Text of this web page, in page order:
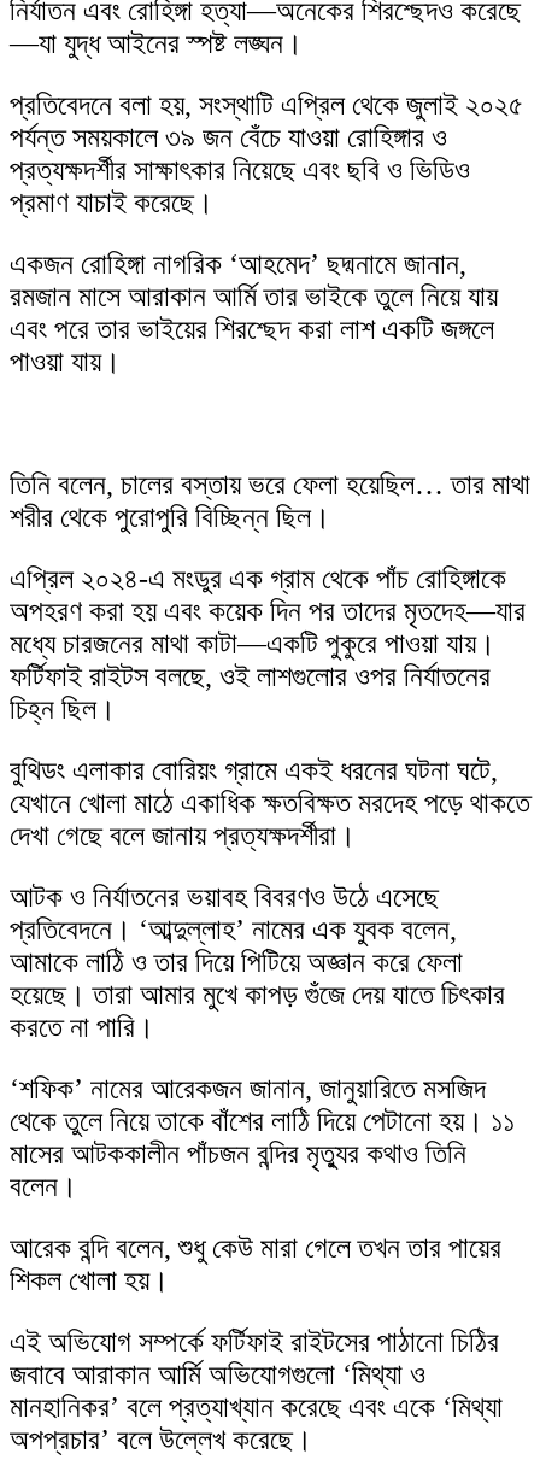
skin
নির্যাতন এবং রোহিঙ্গা হত্যা—অনেকের শিরশ্ছেদও করেছে
—যা যুদ্ধ আইনের স্পষ্ট লঙ্ঘন।
প্রতিবেদনে বলা হয়, সংস্থাটি এপ্রিল থেকে জুলাই ২০২৫
পর্যন্ত সময়কালে ৩৯ জন বেঁচে যাওয়া রোহিঙ্গার ও
প্রত্যক্ষদর্শীর সাক্ষাৎকার নিয়েছে এবং ছবি ও ভিডিও
প্রমাণ যাচাই করেছে।
একজন রোহিঙ্গা নাগরিক ‘আহমেদ’ ছদ্মনামে জানান,
রমজান মাসে আরাকান আর্মি তার ভাইকে তুলে নিয়ে যায়
এবং পরে তার ভাইয়ের শিরশ্ছেদ করা লাশ একটি জঙ্গলে
পাওয়া যায়।
তিনি বলেন, চালের বস্তায় ভরে ফেলা হয়েছিল… তার মাথা
শরীর থেকে পুরোপুরি বিচ্ছিন্ন ছিল।
এপ্রিল ২০২৪-এ মংডুর এক গ্রাম থেকে পাঁচ রোহিঙ্গাকে
অপহরণ করা হয় এবং কয়েক দিন পর তাদের মৃতদেহ—যার
মধ্যে চারজনের মাথা কাটা—একটি পুকুরে পাওয়া যায়।
ফর্টিফাই রাইটস বলছে, ওই লাশগুলোর ওপর নির্যাতনের
চিহ্ন ছিল।
বুথিডং এলাকার বোরিয়ং গ্রামে একই ধরনের ঘটনা ঘটে,
যেখানে খোলা মাঠে একাধিক ক্ষতবিক্ষত মরদেহ পড়ে থাকতে
দেখা গেছে বলে জানায় প্রত্যক্ষদর্শীরা।
আটক ও নির্যাতনের ভয়াবহ বিবরণও উঠে এসেছে
প্রতিবেদনে। ‘আব্দুল্লাহ’ নামের এক যুবক বলেন,
আমাকে লাঠি ও তার দিয়ে পিটিয়ে অজ্ঞান করে ফেলা
হয়েছে। তারা আমার মুখে কাপড় গুঁজে দেয় যাতে চিৎকার
করতে না পারি।
‘শফিক’ নামের আরেকজন জানান, জানুয়ারিতে মসজিদ
থেকে তুলে নিয়ে তাকে বাঁশের লাঠি দিয়ে পেটানো হয়। ১১
মাসের আটককালীন পাঁচজন বন্দির মৃত্যুর কথাও তিনি
বলেন।
আরেক বন্দি বলেন, শুধু কেউ মারা গেলে তখন তার পায়ের
শিকল খোলা হয়।
এই অভিযোগ সম্পর্কে ফর্টিফাই রাইটসের পাঠানো চিঠির
জবাবে আরাকান আর্মি অভিযোগগুলো ‘মিথ্যা ও
মানহানিকর’ বলে প্রত্যাখ্যান করেছে এবং একে ‘মিথ্যা
অপপ্রচার’ বলে উল্লেখ করেছে।